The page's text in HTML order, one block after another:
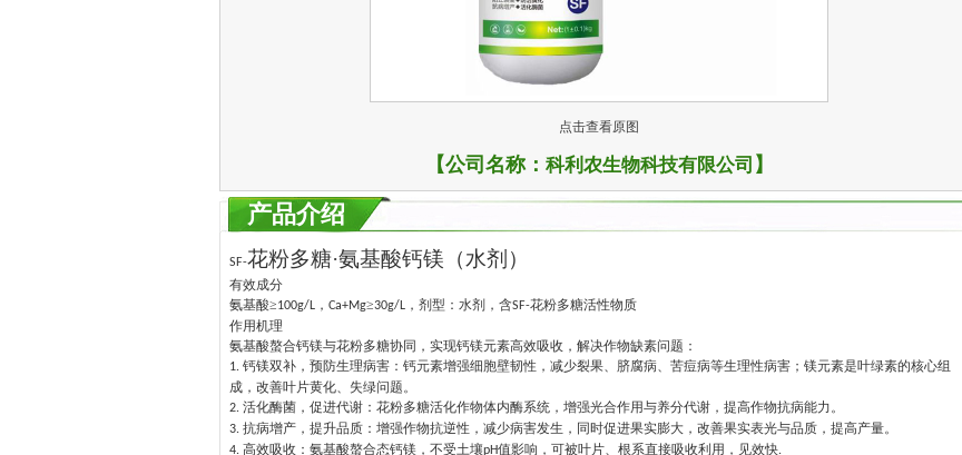
点击查看原图
【公司名称： 科利农生物科技有限公司 】
产品介绍
SF-花粉多糖·氨基酸钙镁（水剂）
有效成分
氨基酸≥100g/L ， Ca+Mg≥30g/L ，剂型：水剂，含SF-花粉多糖活性物质
作用机理
氨基酸螯合钙镁与花粉多糖协同，实现钙镁元素高效吸收，解决作物缺素问题：
1. 钙镁双补，预防生理病害：钙元素增强细胞壁韧性，减少裂果、脐腐病、苦痘病等生理性病害；镁元素是叶绿素的核心组
成，改善叶片黄化、失绿问题。
2. 活化酶菌，促进代谢：花粉多糖活化作物体内酶系统，增强光合作用与养分代谢，提高作物抗病能力。
3. 抗病增产，提升品质：增强作物抗逆性，减少病害发生，同时促进果实膨大，改善果实表光与品质，提高产量。
4. 高效吸收：氨基酸螯合态钙镁，不受土壤pH值影响，可被叶片、根系直接吸收利用，见效快.